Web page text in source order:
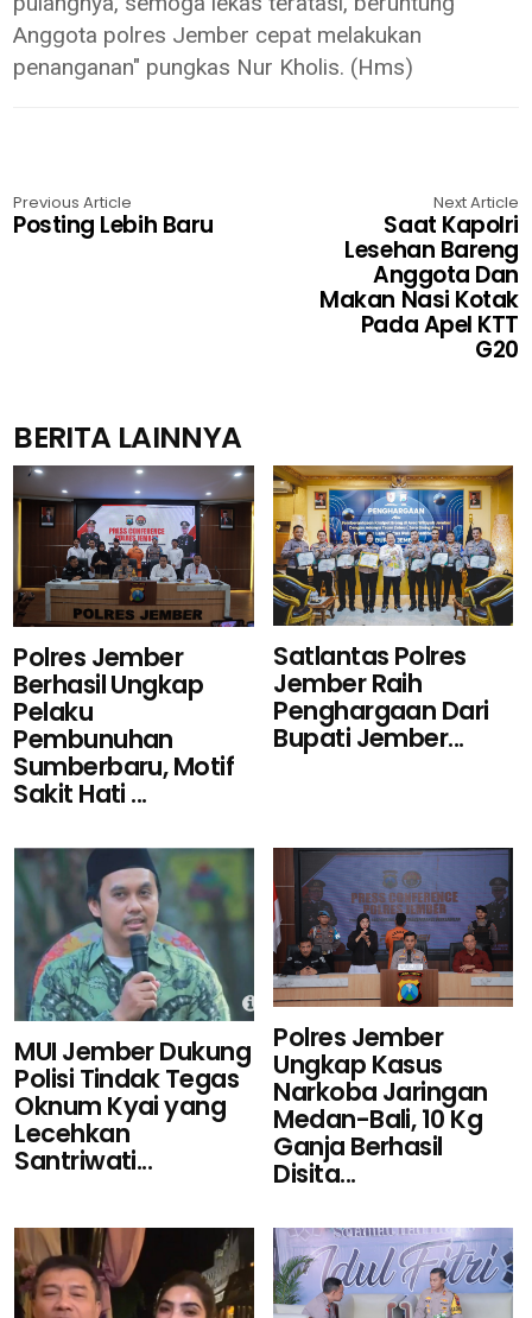
Anggota polres Jember cepat melakukan
penanganan" pungkas Nur Kholis. (Hms)
Previous Article
Posting Lebih Baru
Next Article
Saat Kapolri
Lesehan Bareng
Anggota Dan
Makan Nasi Kotak
Pada Apel KTT
G20
BERITA LAINNYA
Polres Jember
Berhasil Ungkap
Pelaku
Pembunuhan
Sumberbaru, Motif
Sakit Hati ...
Satlantas Polres
Jember Raih
Penghargaan Dari
Bupati Jember...
MUI Jember Dukung
Polisi Tindak Tegas
Oknum Kyai yang
Lecehkan
Santriwati...
Polres Jember
Ungkap Kasus
Narkoba Jaringan
Medan-Bali, 10 Kg
Ganja Berhasil
Disita...